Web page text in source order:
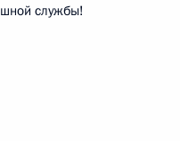
службы!